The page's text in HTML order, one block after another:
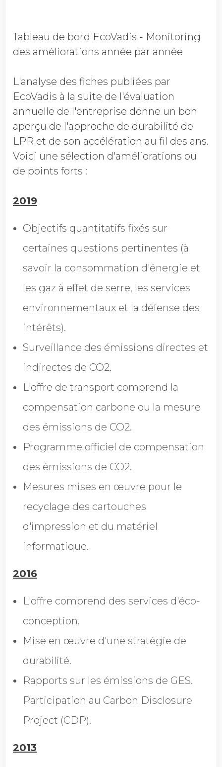
Tableau de bord EcoVadis - Monitoring
des améliorations année par année
L'analyse des fiches publiées par
EcoVadis à la suite de l'évaluation
annuelle de l'entreprise donne un bon
aperçu de l'approche de durabilité de
LPR et de son accélération au fil des ans.
Voici une sélection d'améliorations ou
de points forts :
2019
Objectifs quantitatifs fixés sur
certaines questions pertinentes (à
savoir la consommation d'énergie et
les gaz à effet de serre, les services
environnementaux et la défense des
intérêts).
Surveillance des émissions directes et
indirectes de CO2.
L'offre de transport comprend la
compensation carbone ou la mesure
des émissions de CO2.
Programme officiel de compensation
des émissions de CO2.
Mesures mises en œuvre pour le
recyclage des cartouches
d'impression et du matériel
informatique.
2016
L'offre comprend des services d'éco-
conception.
Mise en œuvre d'une stratégie de
durabilité.
Rapports sur les émissions de GES.
Participation au Carbon Disclosure
Project (CDP).
2013